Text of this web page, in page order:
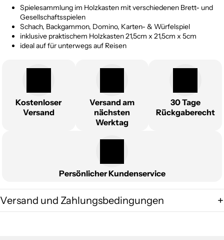
Spielesammlung im Holzkasten mit verschiedenen Brett- und
Gesellschaftsspielen
Schach, Backgammon, Domino, Karten- & Würfelspiel
inklusive praktischem Holzkasten 21,5cm x 21,5cm x 5cm
ideal auf für unterwegs auf Reisen
Kostenloser
Versand
Versand am
nächsten
Werktag
30 Tage
Rückgaberecht
Persönlicher Kundenservice
Versand und Zahlungsbedingungen